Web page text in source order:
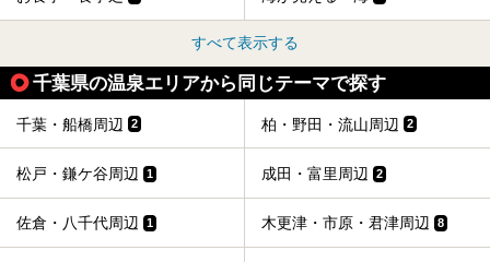
すべて表示する
千葉県の温泉エリアから同じテーマで探す
千葉・船橋周辺 2 柏・野田・流山周辺 2
松戸・鎌ケ谷周辺 1 成田・富里周辺 2
佐倉・八千代周辺 1 木更津・市原・君津周辺 8